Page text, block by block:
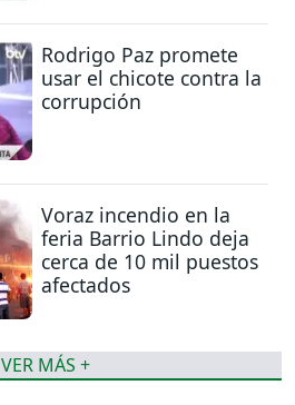
Rodrigo Paz promete
usar el chicote contra la
corrupción
Voraz incendio en la
feria Barrio Lindo deja
cerca de 10 mil puestos
afectados
VER MÁS +